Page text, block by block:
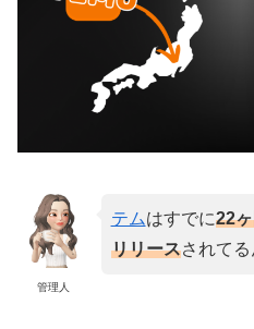
管理人
テムはすでに22
リリースされて